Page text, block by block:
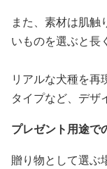
また、素材は肌触
いものを選ぶと長
リアルな犬種を再
タイプなど、デザ
プレゼント用途で
贈り物として選ぶ